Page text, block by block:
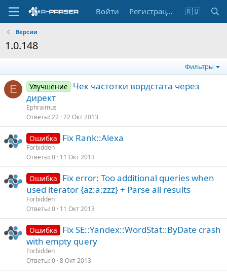
Войти Регистрация 🇷🇺
Версии
1.0.148
Фильтры
E Улучшение
Чек частотки вордстата через
директ
Ephraimus
Ответы 22 22 Окт 2013
Ошибка Fix Rank::Alexa
Forbidden
Ответы 0 11 Окт 2013
Ошибка
Fix error: Too additional queries when
used iterator {az:a:zzz} + Parse all results
Forbidden
Ответы 0 11 Окт 2013
Ошибка
Fix SE::Yandex::WordStat::ByDate crash
with empty query
Forbidden
Ответы 0 8 Окт 2013